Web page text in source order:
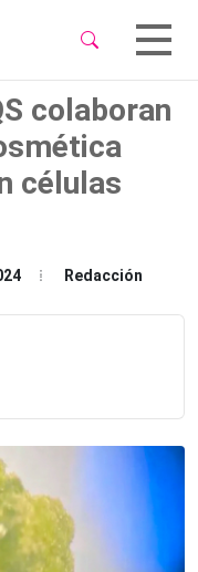
colaboran
células
Redacción